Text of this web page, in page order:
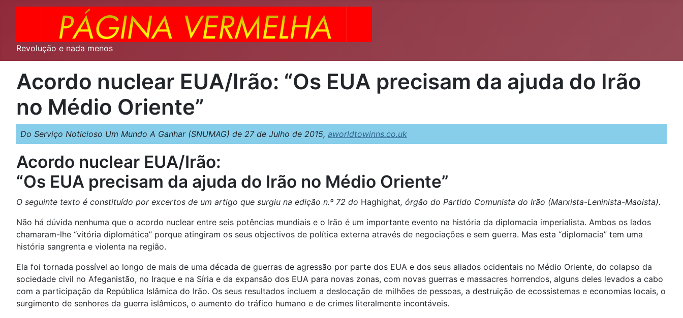
Revolução e nada menos
Acordo nuclear EUA/Irão: “Os EUA precisam da ajuda do Irão
no Médio Oriente”
Do Serviço Noticioso Um Mundo A Ganhar (SNUMAG) de 27 de Julho de 2015, aworldtowinns.co.uk
Acordo nuclear EUA/Irão:
“Os EUA precisam da ajuda do Irão no Médio Oriente”
O seguinte texto é constituído por excertos de um artigo que surgiu na edição n.º 72 do Haghighat, órgão do Partido Comunista do Irão (Marxista-Leninista-Maoista).
Não há dúvida nenhuma que o acordo nuclear entre seis potências mundiais e o Irão é um importante evento na história da diplomacia imperialista. Ambos os lados
chamaram-lhe “vitória diplomática” porque atingiram os seus objectivos de política externa através de negociações e sem guerra. Mas esta “diplomacia” tem uma
história sangrenta e violenta na região.
Ela foi tornada possível ao longo de mais de uma década de guerras de agressão por parte dos EUA e dos seus aliados ocidentais no Médio Oriente, do colapso da
sociedade civil no Afeganistão, no Iraque e na Síria e da expansão dos EUA para novas zonas, com novas guerras e massacres horrendos, alguns deles levados a cabo
com a participação da República Islâmica do Irão. Os seus resultados incluem a deslocação de milhões de pessoas, a destruição de ecossistemas e economias locais, o
surgimento de senhores da guerra islâmicos, o aumento do tráfico humano e de crimes literalmente incontáveis.